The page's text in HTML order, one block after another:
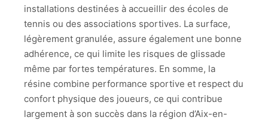
installations destinées à accueillir des écoles de
tennis ou des associations sportives. La surface,
légèrement granulée, assure également une bonne
adhérence, ce qui limite les risques de glissade
même par fortes températures. En somme, la
résine combine performance sportive et respect du
confort physique des joueurs, ce qui contribue
largement à son succès dans la région d’Aix-en-